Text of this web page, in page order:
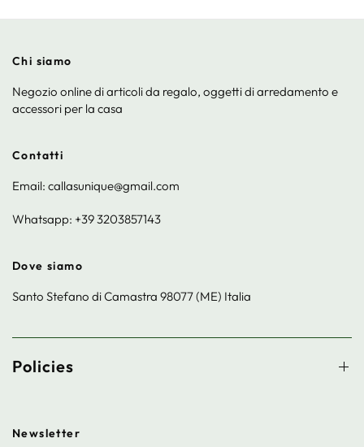
Chi siamo
Negozio online di articoli da regalo, oggetti di arredamento e
accessori per la casa
Contatti
Email: callasunique@gmail.com
Whatsapp: +39 3203857143
Dove siamo
Santo Stefano di Camastra 98077 (ME) Italia
Policies
Newsletter